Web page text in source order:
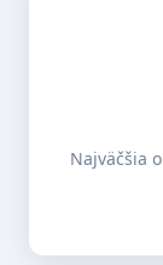
Najväčšia